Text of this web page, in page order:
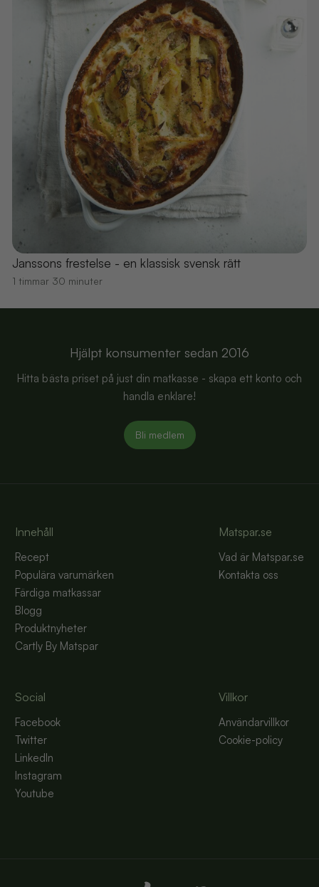
Janssons frestelse - en klassisk svensk rätt
1 timmar 30 minuter
Hjälpt konsumenter sedan 2016
Hitta bästa priset på just din matkasse - skapa ett konto och
handla enklare!
Bli medlem
Innehåll
Recept
Populära varumärken
Färdiga matkassar
Blogg
Produktnyheter
Cartly By Matspar
Matspar.se
Vad är Matspar.se
Kontakta oss
Social
Facebook
Twitter
LinkedIn
Instagram
Youtube
Villkor
Användarvillkor
Cookie-policy